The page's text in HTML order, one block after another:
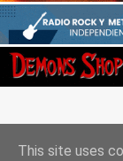
This site uses